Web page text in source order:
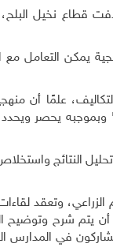
قطاع نخيل
يمكن التعامل مع
علمًا أن
وبموجبه يحصر ويحدد
النتائج
وتعقد
يتم شرح وتوضيح
في المدارس